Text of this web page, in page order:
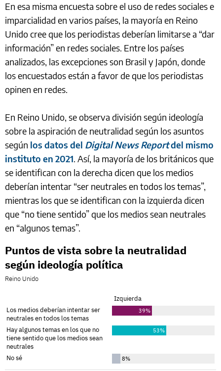
En esa misma encuesta sobre el uso de redes sociales e
imparcialidad en varios países, la mayoría en Reino
Unido cree que los periodistas deberían limitarse a “dar
información” en redes sociales. Entre los países
analizados, las excepciones son Brasil y Japón, donde
los encuestados están a favor de que los periodistas
opinen en redes.
En Reino Unido, se observa división según ideología
sobre la aspiración de neutralidad según los asuntos
según los datos del Digital News Reportdel mismo
instituto en 2021. Así, la mayoría de los británicos que
se identifican con la derecha dicen que los medios
deberían intentar “ser neutrales en todos los temas”,
mientras los que se identifican con la izquierda dicen
que “no tiene sentido” que los medios sean neutrales
en “algunos temas”.